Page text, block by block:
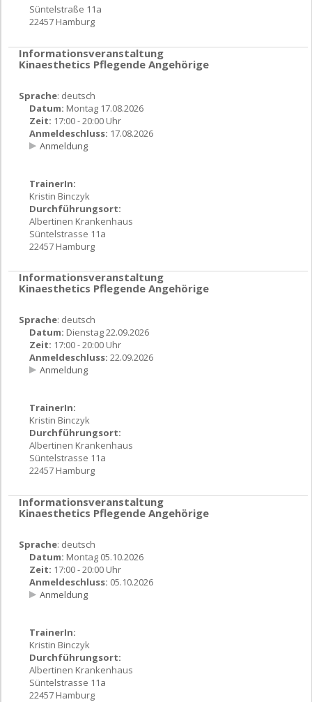
Süntelstraße 11a
22457 Hamburg
Informationsveranstaltung
Kinaesthetics Pflegende Angehörige
Sprache: deutsch
Datum: Montag 17.08.2026
Zeit: 17:00 - 20:00 Uhr
Anmeldeschluss: 17.08.2026
Anmeldung
TrainerIn:
Kristin Binczyk
Durchführungsort:
Albertinen Krankenhaus
Süntelstrasse 11a
22457 Hamburg
Informationsveranstaltung
Kinaesthetics Pflegende Angehörige
Sprache: deutsch
Datum: Dienstag 22.09.2026
Zeit: 17:00 - 20:00 Uhr
Anmeldeschluss: 22.09.2026
Anmeldung
TrainerIn:
Kristin Binczyk
Durchführungsort:
Albertinen Krankenhaus
Süntelstrasse 11a
22457 Hamburg
Informationsveranstaltung
Kinaesthetics Pflegende Angehörige
Sprache: deutsch
Datum: Montag 05.10.2026
Zeit: 17:00 - 20:00 Uhr
Anmeldeschluss: 05.10.2026
Anmeldung
TrainerIn:
Kristin Binczyk
Durchführungsort:
Albertinen Krankenhaus
Süntelstrasse 11a
22457 Hamburg